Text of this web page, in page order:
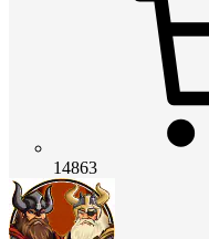
14863